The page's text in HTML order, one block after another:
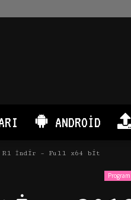
ANDROID
R1 İndir – Full x64 bit